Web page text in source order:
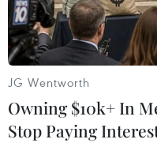
này.
JG Wentworth
Owning $10k+ In
Stop Paying